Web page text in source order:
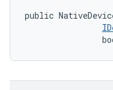
public